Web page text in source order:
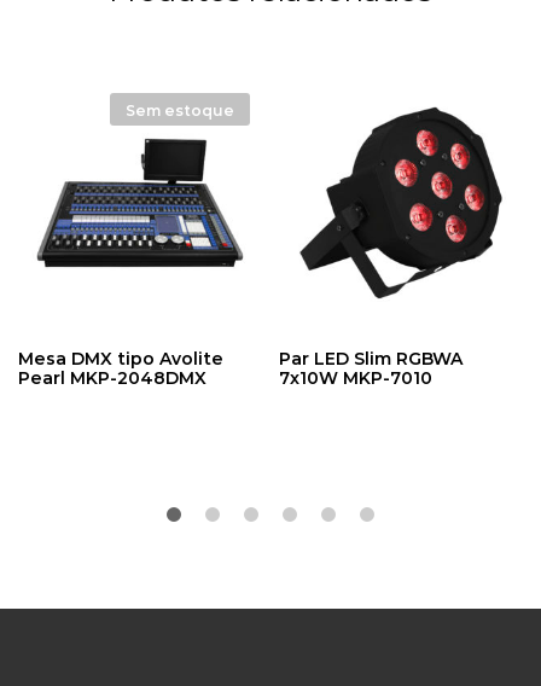
Sem estoque
Mesa DMX tipo Avolite
Pearl MKP-2048DMX
Par LED Slim RGBWA
7x10W MKP-7010